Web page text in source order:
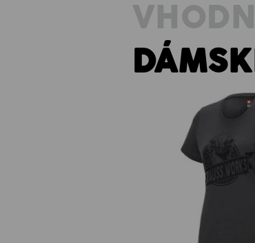
Tričko e.s.iconic